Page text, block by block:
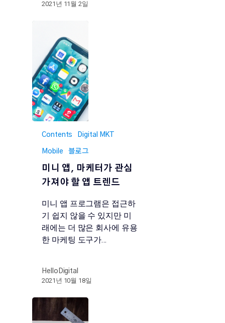
2021년 11월 2일
Contents Digital MKT
Mobile 블로그
미니 앱, 마케터가 관심
가져야 할 앱 트렌드
미니 앱 프로그램은 접근하
기 쉽지 않을 수 있지만 미
래에는 더 많은 회사에 유용
한 마케팅 도구가…
HelloDigital
2021년 10월 18일